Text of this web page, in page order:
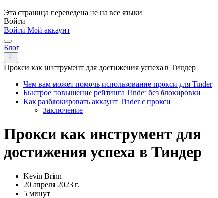
Эта страница переведена не на все языки
Войти
Войти Мой аккаунт
Блог
Прокси как инструмент для достижения успеха в Тиндер
Чем вам может помочь использование прокси для Tinder
Быстрое повышение рейтинга Tinder без блокировки
Как разблокировать аккаунт Tinder с прокси
Заключение
Прокси как инструмент для
достижения успеха в Тиндер
Kevin Brinn
20 апреля 2023 г.
5 минут